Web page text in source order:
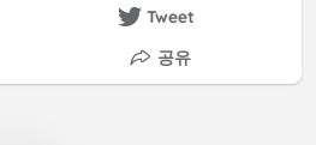
Tweet
공유